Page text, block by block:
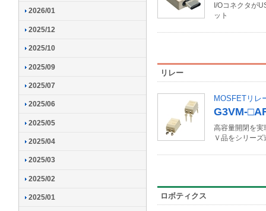
I/Oコネクタが
ット
リレー
MOSFETリ
G3VM-
高容量開閉を実
Ｖ品をシリーズ
ロボティクス
2026/01
2025/12
2025/10
2025/09
2025/07
2025/06
2025/05
2025/04
2025/03
2025/02
2025/01